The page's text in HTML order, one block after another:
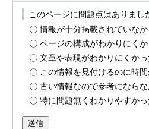
このページに問題点はありまし
情報が十分掲載されていなか
ページの構成がわかりにくか
文章や表現がわかりにくかっ
この情報を見付けるのに時
古い情報なので参考になら
特に問題無くわかりやすかっ
送信